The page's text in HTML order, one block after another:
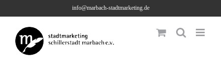
content
info@marbach-stadtmarketing.de